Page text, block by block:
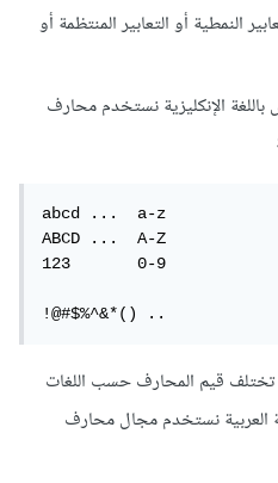
النمطية أو التعابير المنتظمة أو
الإنكليزية نستخدم محارف
abcd ...  a-z
ABCD ...  A-Z
123       0-9
!@#$%^&*() ..
قيم المحارف حسب اللغات
العربية نستخدم مجال محارف